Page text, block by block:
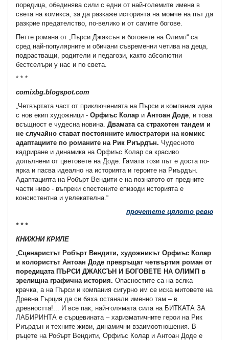
поредица, обединява сили с едни от най-големите имена в
света на комикса, за да разкаже историята на момче на път да
разкрие предателство, по-велико и от самите богове.
Петте романа от „Пърси Джаксън и боговете на Олимп“ са
сред най-популярните и обичани съвременни четива на деца,
подрастващи, родители и педагози, както абсолютни
бестселъри у нас и по света.
* * *
comixbg.blogspot.com
„Четвъртата част от приключенията на Пърси и компания идва
с нов екип художници - Орфиъс Колар и Антоан Доде , и това
всъщност е чудесна новина. Двамата са страхотен тандем и
не случайно стават постоянните илюстратори на комикс
адаптациите по романите на Рик Риърдън. Чудесното
кадриране и динамика на Орфиъс Колар са красиво
допълнени от цветовете на Доде. Гамата този път е доста по-
ярка и пасва идеално на историята и героите на Риърдън.
Адаптацията на Робърт Вендити е на познатото от предните
части ниво - въпреки спестените епизоди историята е
консистентна и увлекателна.“
прочетете цялото ревю
* * *
КНИЖНИ КРИЛЕ
Сценаристът Робърт Вендити, художникът Орфиъс Колар
и колористът Антоан Доде превръщат четвъртия роман от
поредицата ПЪРСИ ДЖАКСЪН И БОГОВЕТЕ НА ОЛИМП в
зрелищна графична история. Опасностите са на всяка
крачка, а на Пърси и компания сигурно им се иска митовете на
Древна Гърция да си бяха останали именно там – в
древността!... И все пак, най-голямата сила на БИТКАТА ЗА
ЛАБИРИНТА е сърцевината – харизматичните герои на Рик
Риърдън и техните живи, динамични взаимоотношения. В
ръцете на Робърт Вендити, Орфиъс Колар и Антоан Доде е